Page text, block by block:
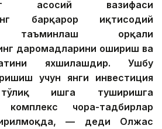
асосий вазифаси
барқарор иқтисодий
таъминлаш орқали
даромадларини ошириш ва
яхшилашдир. Ушбу
учун янги инвестиция
ишга туширишга
комплекс чора-тадбирлар
— деди Олжас